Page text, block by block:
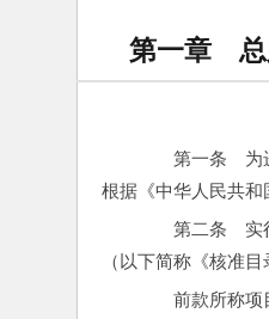
第一章 总
第一条　为进
根据《中华人民共和
第二条　实行
（以下简称《核准目
前款所称项目